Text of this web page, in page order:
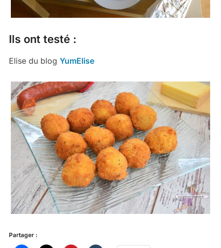
Ils ont testé :
Elise du blog YumElise
Partager :